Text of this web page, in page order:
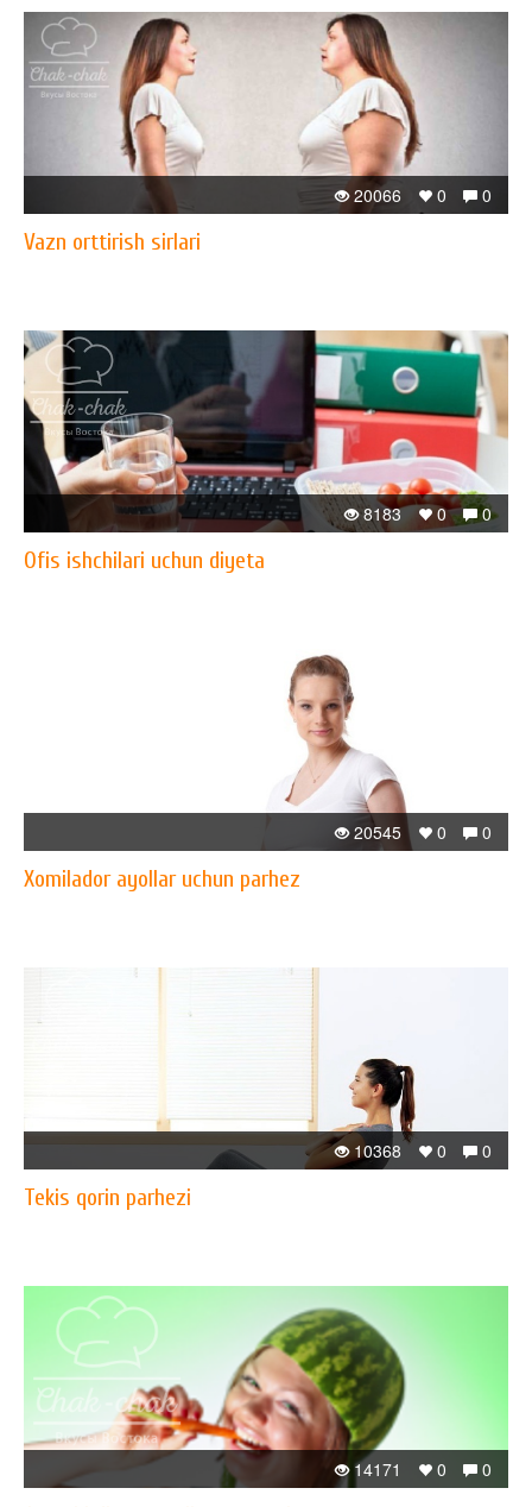
0
0
20066
Vazn orttirish sirlari
0
0
8183
Ofis ishchilari uchun diyeta
0
0
20545
Xomilador ayollar uchun parhez
0
0
10368
Tekis qorin parhezi
0
0
14171